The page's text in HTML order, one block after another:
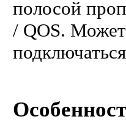
полосой
/ QOS.